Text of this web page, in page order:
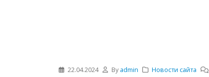
22.04.2024 By admin Новости сайта